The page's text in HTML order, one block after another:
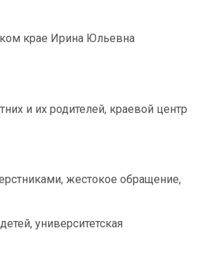
крае Ирина Юльевна
и их родителей, краевой центр
жестокое обращение,
университетская